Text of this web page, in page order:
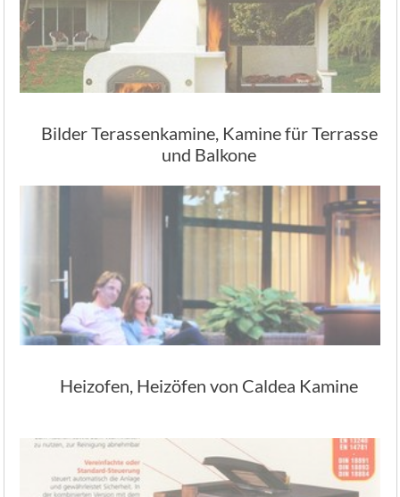
Bilder Terassenkamine, Kamine für Terrasse
und Balkone
Heizofen, Heizöfen von Caldea Kamine